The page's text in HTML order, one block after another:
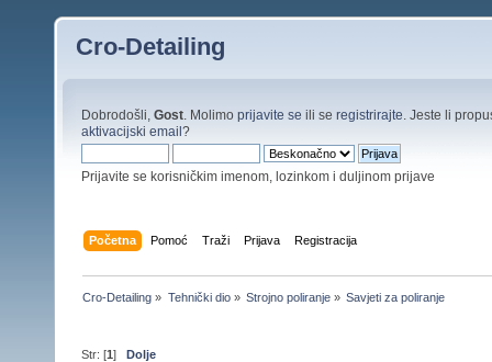
Cro-Detailing
Dobrodošli, Gost . Molimo prijavite se ili se registrirajte . Jeste li
aktivacijski email?
Prijavite se korisničkim imenom, lozinkom i duljinom prijave
Početna Pomoć Traži Prijava Registracija
Cro-Detailing » Tehnički dio» Strojno poliranje» Savjeti za poliranje
Str: [1]Dolje